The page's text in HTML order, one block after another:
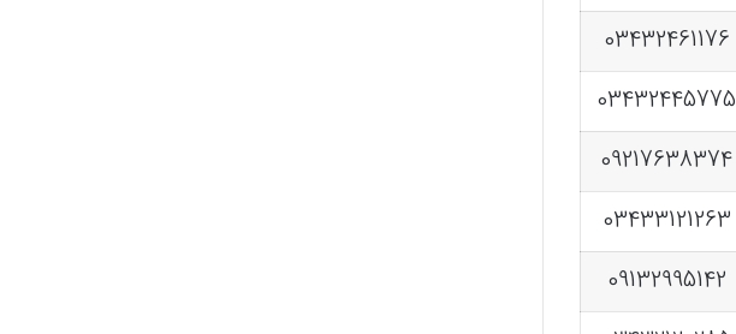
03432461176
03432445775
09217638374
03433121263
09132995142